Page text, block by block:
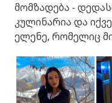
მომზადება -
კულინარია და
ელენე, რომელიც